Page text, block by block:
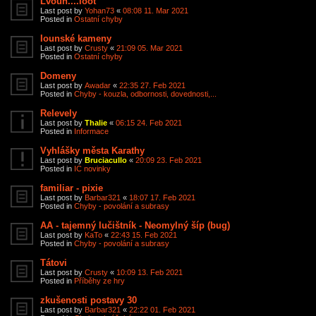
Last post by Yohan73 « 08:08 11. Mar 2021
Posted in Ostatní chyby
Iounské kameny
Last post by Crusty « 21:09 05. Mar 2021
Posted in Ostatní chyby
Domeny
Last post by Awadar « 22:35 27. Feb 2021
Posted in Chyby - kouzla, odbornosti, dovednosti,...
Relevely
Last post by Thalie « 06:15 24. Feb 2021
Posted in Informace
Vyhlášky města Karathy
Last post by Bruciacullo « 20:09 23. Feb 2021
Posted in IC novinky
familiar - pixie
Last post by Barbar321 « 18:07 17. Feb 2021
Posted in Chyby - povolání a subrasy
AA - tajemný lučištník - Neomylný šíp (bug)
Last post by KaTo « 22:43 15. Feb 2021
Posted in Chyby - povolání a subrasy
Tátovi
Last post by Crusty « 10:09 13. Feb 2021
Posted in Příběhy ze hry
zkušenosti postavy 30
Last post by Barbar321 « 22:22 01. Feb 2021